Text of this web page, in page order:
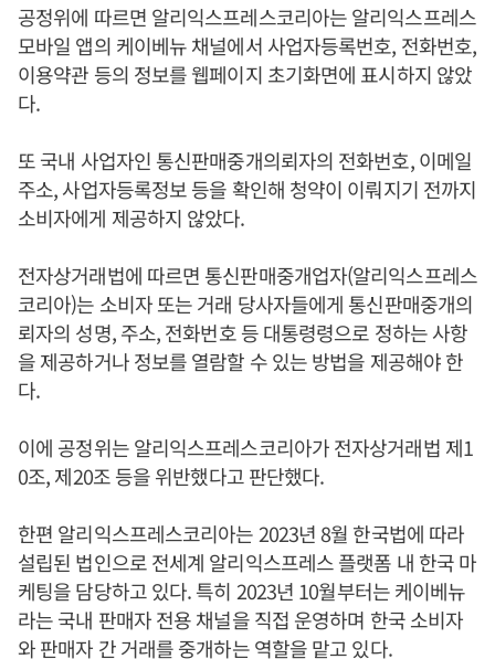
공정위에 따르면 알리익스프레스코리아는 알리익스프레스
모바일 앱의 케이베뉴 채널에서 사업자등록번호, 전화번호,
이용약관 등의 정보를 웹페이지 초기화면에 표시하지 않았
다.
또 국내 사업자인 통신판매중개의뢰자의 전화번호, 이메일
주소, 사업자등록정보 등을 확인해 청약이 이뤄지기 전까지
소비자에게 제공하지 않았다.
전자상거래법에 따르면 통신판매중개업자(알리익스프레스
코리아)는 소비자 또는 거래 당사자들에게 통신판매중개의
뢰자의 성명, 주소, 전화번호 등 대통령령으로 정하는 사항
을 제공하거나 정보를 열람할 수 있는 방법을 제공해야 한
다.
이에 공정위는 알리익스프레스코리아가 전자상거래법 제1
0조, 제20조 등을 위반했다고 판단했다.
한편 알리익스프레스코리아는 2023년 8월 한국법에 따라
설립된 법인으로 전세계 알리익스프레스 플랫폼 내 한국 마
케팅을 담당하고 있다. 특히 2023년 10월부터는 케이베뉴
라는 국내 판매자 전용 채널을 직접 운영하며 한국 소비자
와 판매자 간 거래를 중개하는 역할을 맡고 있다.